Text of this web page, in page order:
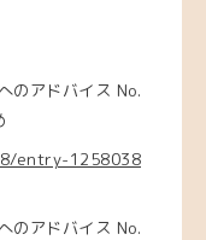
のアドバイス No.
entry-1258038
のアドバイス No.